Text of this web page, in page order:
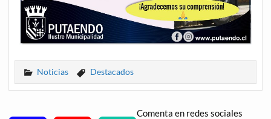
Noticias Destacados
Comenta en redes sociales